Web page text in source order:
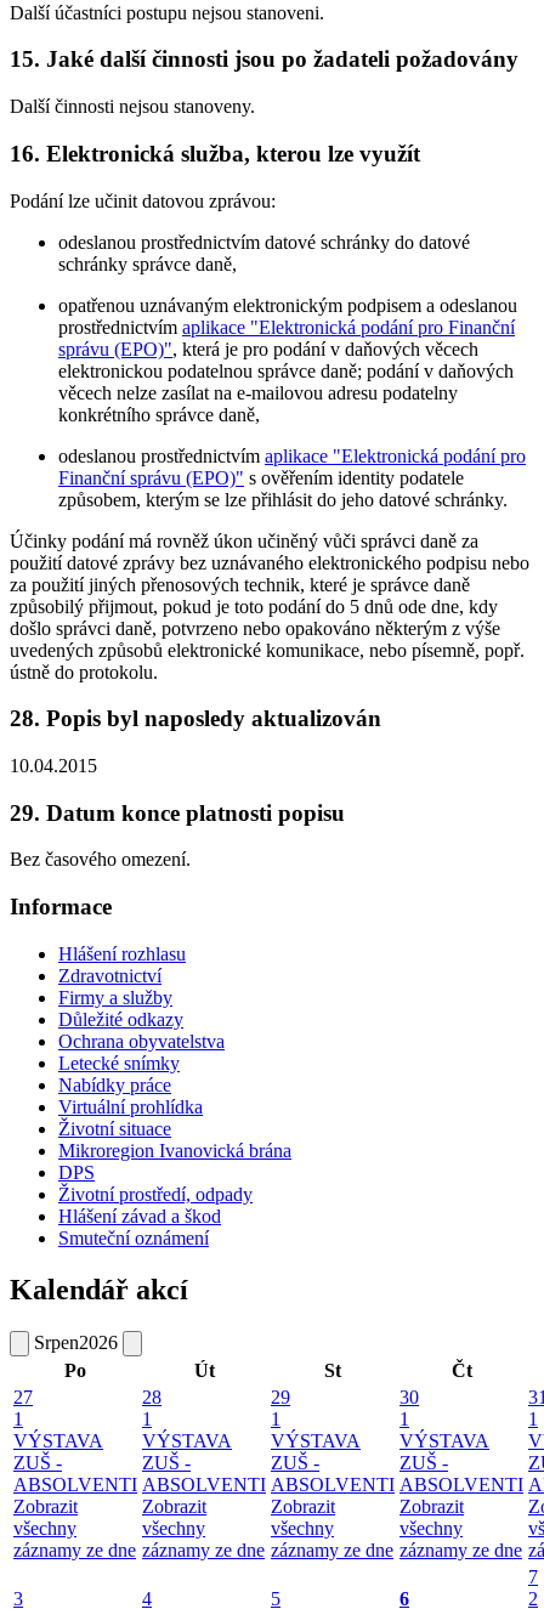
Další účastníci postupu nejsou stanoveni.
15. Jaké další činnosti jsou po žadateli požadovány
Další činnosti nejsou stanoveny.
16. Elektronická služba, kterou lze využít
Podání lze učinit datovou zprávou:
odeslanou prostřednictvím datové schránky do datové
schránky správce daně,
opatřenou uznávaným elektronickým podpisem a odeslanou
prostřednictvím aplikace "Elektronická podání pro Finanční
správu (EPO)", která je pro podání v daňových věcech
elektronickou podatelnou správce daně; podání v daňových
věcech nelze zasílat na e-mailovou adresu podatelny
konkrétního správce daně,
odeslanou prostřednictvím aplikace "Elektronická podání pro
Finanční správu (EPO)" s ověřením identity podatele
způsobem, kterým se lze přihlásit do jeho datové schránky.
Účinky podání má rovněž úkon učiněný vůči správci daně za
použití datové zprávy bez uznávaného elektronického podpisu nebo
za použití jiných přenosových technik, které je správce daně
způsobilý přijmout, pokud je toto podání do 5 dnů ode dne, kdy
došlo správci daně, potvrzeno nebo opakováno některým z výše
uvedených způsobů elektronické komunikace, nebo písemně, popř.
ústně do protokolu.
28. Popis byl naposledy aktualizován
10.04.2015
29. Datum konce platnosti popisu
Bez časového omezení.
Informace
Hlášení rozhlasu
Zdravotnictví
Firmy a služby
Důležité odkazy
Ochrana obyvatelstva
Letecké snímky
Nabídky práce
Virtuální prohlídka
Životní situace
Mikroregion Ivanovická brána
DPS
Životní prostředí, odpady
Hlášení závad a škod
Smuteční oznámení
Kalendář akcí
Srpen2026
Po
Út St
Čt
27
1
VÝSTAVA
ZUŠ -
ABSOLVENTI
Zobrazit
všechny
záznamy ze dne
28
1
VÝSTAVA
ZUŠ -
ABSOLVENTI
Zobrazit
všechny
záznamy ze dne
29
1
VÝSTAVA
ZUŠ -
ABSOLVENTI
Zobrazit
všechny
záznamy ze dne
30
1
VÝSTAVA
ZUŠ -
ABSOLVENTI
Zobrazit
všechny
záznamy ze dne
1
3
4
5
6
7
2